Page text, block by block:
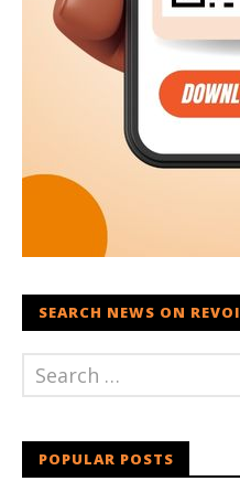
SEARCH NEWS ON REVOI
POPULAR POSTS